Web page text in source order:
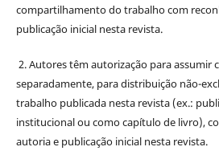
compartilhamento do trabalho com
publicação inicial nesta revista.
2. Autores têm autorização para assumir
separadamente, para distribuição não-
trabalho publicada nesta revista (ex.:
institucional ou como capítulo de livro),
autoria e publicação inicial nesta revista.